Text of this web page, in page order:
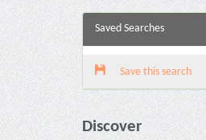
Saved Searches
Save this search
Discover